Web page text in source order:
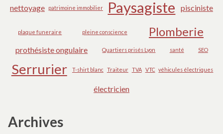
nettoyage patrimoine immobilier Paysagiste pisciniste
plaque funeraire pleine conscience Plomberie
prothésiste ongulaire Quartiers prisés Lyon santé SEO
Serrurier T-shirt blanc Traiteur TVA VTC véhicules électriques
électricien
Archives